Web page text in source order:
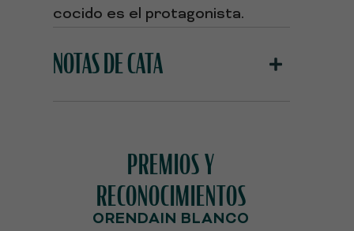
cocido es el protagonista.
NOTAS DE CATA
PREMIOS Y
RECONOCIMIENTOS
ORENDAIN BLANCO